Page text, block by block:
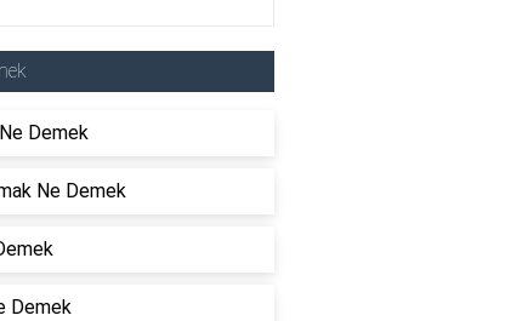
Demek
Ne Demek
Demek